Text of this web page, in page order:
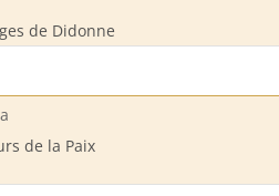
de Didonne
de la Paix